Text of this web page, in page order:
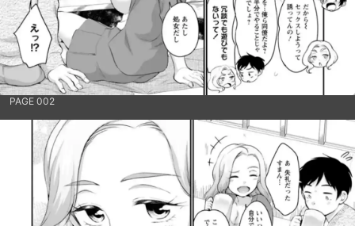
PAGE 002